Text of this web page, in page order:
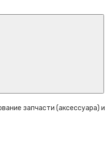
запчасти (аксессуара)